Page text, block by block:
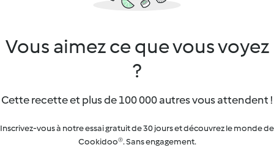
Vous aimez ce que vous voyez
?
Cette recette et plus de 100 000 autres vous attendent !
Inscrivez-vous à notre essai gratuit de 30 jours et découvrez le monde de
Cookidoo®. Sans engagement.